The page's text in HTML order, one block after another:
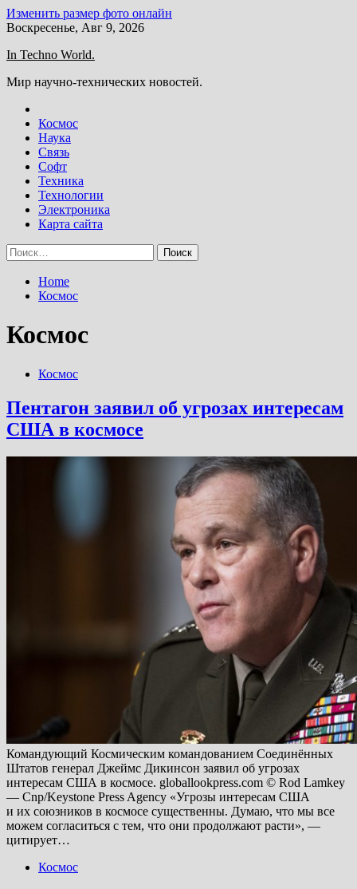
Изменить размер фото онлайн
Skip
content
Воскресенье, Авг 9, 2026
In Techno World.
Мир научно-технических новостей.
Космос
Наука
Связь
Софт
Техника
Технологии
Электроника
Карта сайта
Найти:
Home
Космос
Космос
Космос
Пентагон заявил об угрозах интересам
США в космосе
Командующий Космическим командованием Соединённых
Штатов генерал Джеймс Дикинсон заявил об угрозах
интересам США в космосе. globallookpress.com © Rod Lamkey
— Cnp/Keystone Press Agency «Угрозы интересам США
и их союзников в космосе существенны. Думаю, что мы все
можем согласиться с тем, что они продолжают расти», —
цитирует…
Космос